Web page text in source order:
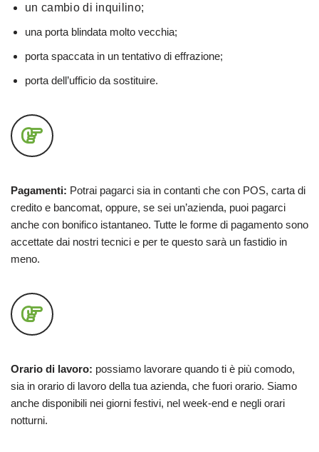
un cambio di inquilino;
una porta blindata molto vecchia;
porta spaccata in un tentativo di effrazione;
porta dell’ufficio da sostituire.
Pagamenti: Potrai pagarci sia in contanti che con POS, carta di
credito e bancomat, oppure, se sei un’azienda, puoi pagarci
anche con bonifico istantaneo. Tutte le forme di pagamento sono
accettate dai nostri tecnici e per te questo sarà un fastidio in
meno.
Orario di lavoro: possiamo lavorare quando ti è più comodo,
sia in orario di lavoro della tua azienda, che fuori orario. Siamo
anche disponibili nei giorni festivi, nel week-end e negli orari
notturni.